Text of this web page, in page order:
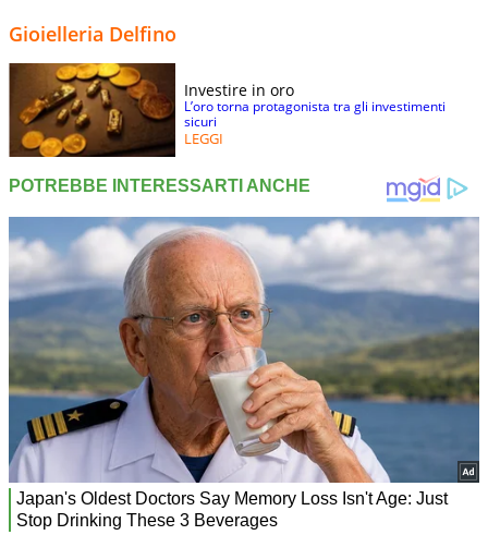
Gioielleria Delfino
Investire in oro
L’oro torna protagonista tra gli investimenti
sicuri
LEGGI